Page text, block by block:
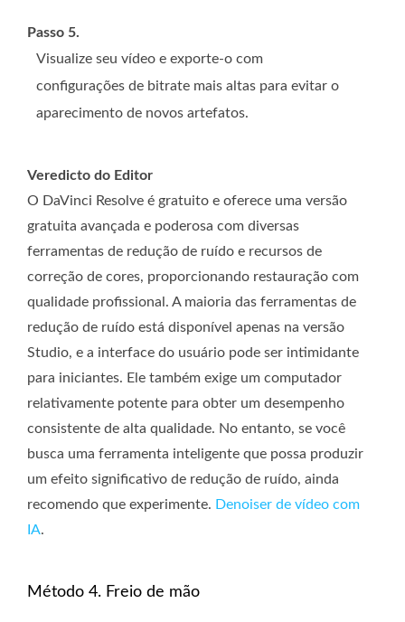
Passo 5.
Visualize seu vídeo e exporte-o com
configurações de bitrate mais altas para evitar o
aparecimento de novos artefatos.
Veredicto do Editor
O DaVinci Resolve é gratuito e oferece uma versão
gratuita avançada e poderosa com diversas
ferramentas de redução de ruído e recursos de
correção de cores, proporcionando restauração com
qualidade profissional. A maioria das ferramentas de
redução de ruído está disponível apenas na versão
Studio, e a interface do usuário pode ser intimidante
para iniciantes. Ele também exige um computador
relativamente potente para obter um desempenho
consistente de alta qualidade. No entanto, se você
busca uma ferramenta inteligente que possa produzir
um efeito significativo de redução de ruído, ainda
recomendo que experimente. Denoiser de vídeo com
IA.
Método 4. Freio de mão